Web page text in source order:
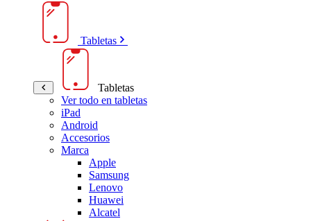
Tabletas
Tabletas
Ver todo en tabletas
iPad
Android
Accesorios
Marca
Apple
Samsung
Lenovo
Huawei
Alcatel